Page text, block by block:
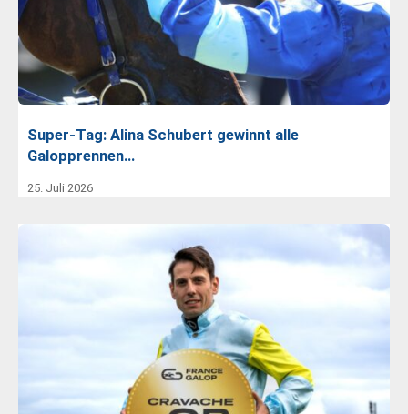
Super-Tag: Alina Schubert gewinnt alle
Galopprennen…
25. Juli 2026